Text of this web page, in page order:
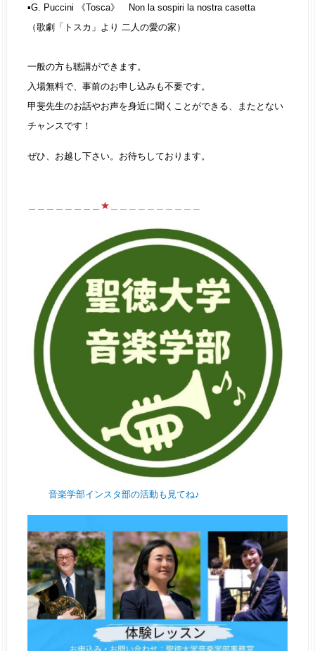
▪️G. Puccini 《Tosca》 Non la sospiri la nostra casetta
（歌劇「トスカ」より 二人の愛の家）
一般の方も聴講ができます。
入場無料で、事前のお申し込みも不要です。
甲斐先生のお話やお声を身近に聞くことができる、またとない
チャンスです！
ぜひ、お越し下さい。お待ちしております。
★
音楽学部インスタ部の活動も見てね♪